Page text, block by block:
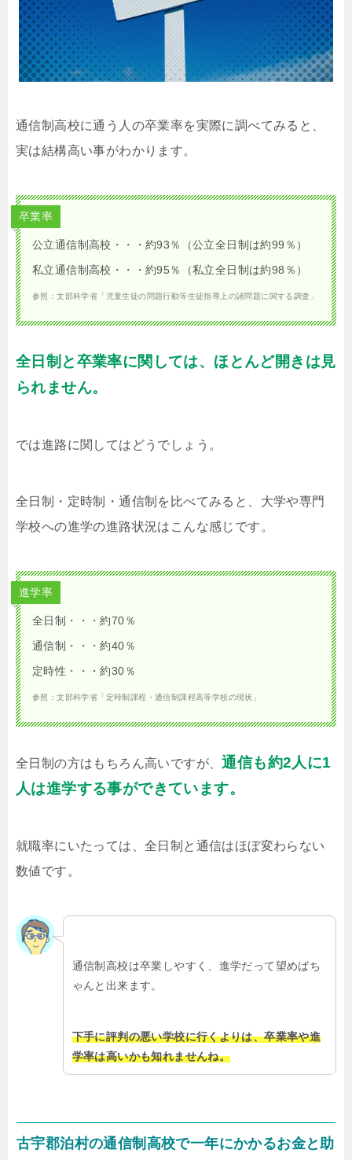
通信制高校に通う人の卒業率を実際に調べてみると、
実は結構高い事がわかります。
卒業率
公立通信制高校・・・約93％（公立全日制は約99％）
私立通信制高校・・・約95％（私立全日制は約98％）
参照：文部科学省「児童生徒の問題行動等生徒指導上の諸問題に関する調査」
全日制と卒業率に関しては、ほとんど開きは見
られません。
では進路に関してはどうでしょう。
全日制・定時制・通信制を比べてみると、大学や専門
学校への進学の進路状況はこんな感じです。
進学率
全日制・・・約70％
通信制・・・約40％
定時性・・・約30％
参照：文部科学省「定時制課程・通信制課程高等学校の現状」
全日制の方はもちろん高いですが、通信も約2人に1
人は進学する事ができています。
就職率にいたっては、全日制と通信はほぼ変わらない
数値です。
通信制高校は卒業しやすく、進学だって望めばち
ゃんと出来ます。
下手に評判の悪い学校に行くよりは、卒業率や進
学率は高いかも知れませんね。
古宇郡泊村の通信制高校で一年にかかるお金と助